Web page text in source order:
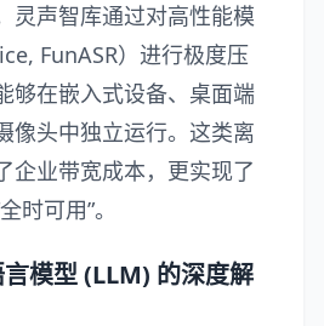
灵声智库通过对高性能模
FunASR）进行极度压
够在嵌入式设备、桌面端
像头中独立运行。这类离
企业带宽成本，更实现了
时可用”。
模型 (LLM) 的深度解